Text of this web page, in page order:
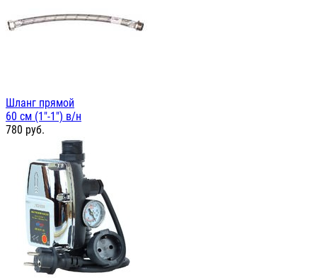
Шланг прямой
60 см (1"-1") в/н
780 руб.